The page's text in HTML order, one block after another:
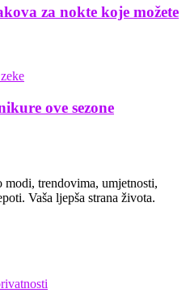
za nokte koje možete
ove sezone
modi, trendovima, umjetnosti,
Vaša ljepša strana života.